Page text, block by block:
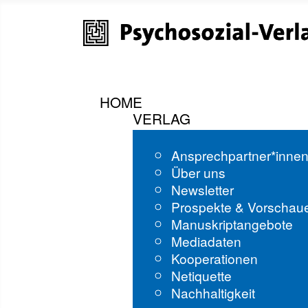
HOME
VERLAG
Über uns
Newsletter
Prospekte &
Manuskriptangebote
Mediadaten
Kooperationen
Netiquette
Nachhaltigkeit